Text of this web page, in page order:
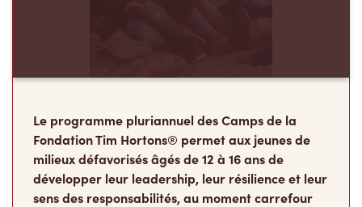
Le programme pluriannuel des Camps de la
Fondation Tim Hortons® permet aux jeunes de
milieux défavorisés âgés de 12 à 16 ans de
développer leur leadership, leur résilience et leur
sens des responsabilités, au moment carrefour